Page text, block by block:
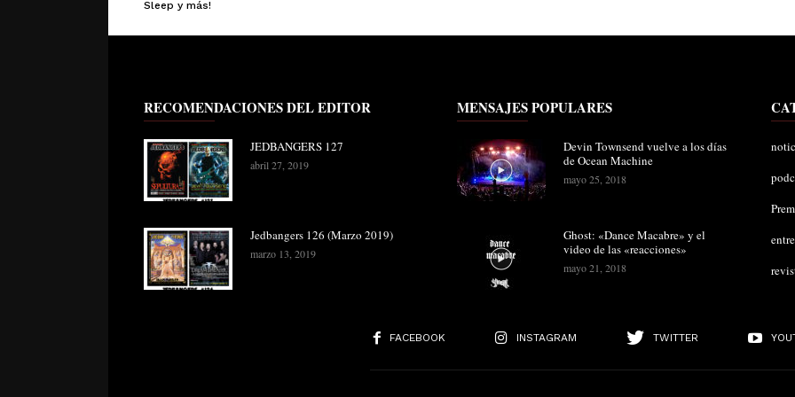
Sleep y más!
RECOMENDACIONES DEL EDITOR
JEDBANGERS 127
abril 27, 2019
Jedbangers 126 (Marzo 2019)
marzo 13, 2019
MENSAJES POPULARES
Devin Townsend vuelve a los días
de Ocean Machine
mayo 25, 2018
Ghost: «Dance Macabre» y el
video de las «reacciones»
mayo 21, 2018
FACEBOOK INSTAGRAM TWITTER